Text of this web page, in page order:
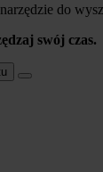
do
swój czas.